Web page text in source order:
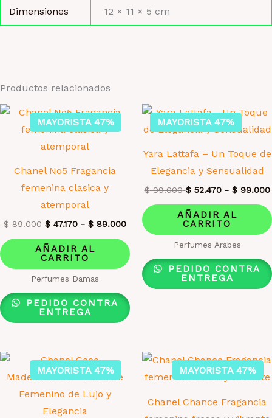
Dimensiones 12 × 11 × 5 cm
Productos relacionados
MAYORISTA 47%
Chanel No5 Fragancia
femenina clasica y
atemporal
$89.000 $ 47.170 - $ 89.000
AÑADIR AL
CARRITO
Perfumes Damas
PEDIDO CONTRA
ENTREGA
MAYORISTA 47%
Yara Lattafa – Un Toque de
Elegancia y Sensualidad
$99.000 $52.470- $99.000
AÑADIR AL
CARRITO
Perfumes Arabes
PEDIDO CONTRA
ENTREGA
MAYORISTA 47% MAYORISTA 47%
Chanel Chance Fragancia